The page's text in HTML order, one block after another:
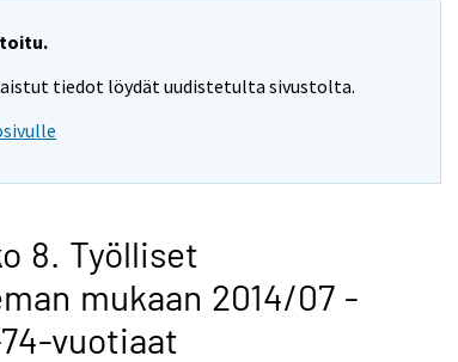
tiedot löydät uudistetulta sivustolta.
8. Työlliset
mukaan 2014/07 -
vuotiaat